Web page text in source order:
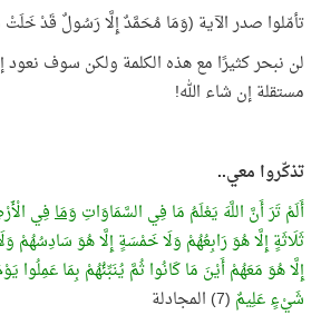
تأمّلوا صدر الآية (وَمَا مُحَمَّدٌ إِلَّا رَسُولٌ قَدْ
لن نبحر كثيرًا مع هذه الكلمة ولكن سوف نعود
مستقلة إن شاء الله!
تذكّروا معي..
أَلَمْ تَرَ أَنَّ اللَّهَ يَعْلَمُ مَا فِي السَّمَاوَاتِ وَمَافِي
ثَلَاثَةٍ إِلَّا هُوَ رَابِعُهُمْ وَلَا خَمْسَةٍ إِلَّا هُوَ سَادِسُهُمْ
إِلَّا هُوَ مَعَهُمْ أَيْنَ مَا كَانُوا ثُمَّ يُنَبِّئُهُمْ بِمَا عَمِلُوا
شَيْءٍ عَلِيمٌ (7) المجادلة